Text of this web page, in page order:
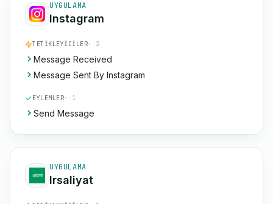
UYGULAMA
Instagram
TETIKLEYICILER· 2
Message Received
Message Sent By Instagram
EYLEMLER· 1
Send Message
UYGULAMA
Irsaliyat